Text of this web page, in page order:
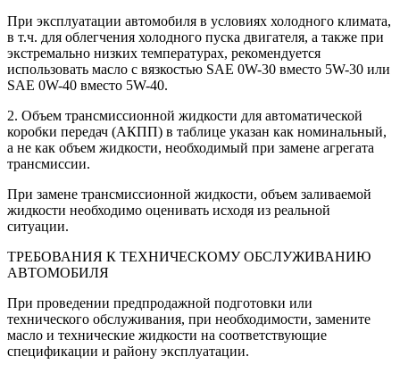
При эксплуатации автомобиля в условиях холодного климата,
в т.ч. для облегчения холодного пуска двигателя, а также при
экстремально низких температурах, рекомендуется
использовать масло с вязкостью SAE 0W-30 вместо 5W-30 или
SAE 0W-40 вместо 5W-40.
2. Объем трансмиссионной жидкости для автоматической
коробки передач (АКПП) в таблице указан как номинальный,
а не как объем жидкости, необходимый при замене агрегата
трансмиссии.
При замене трансмиссионной жидкости, объем заливаемой
жидкости необходимо оценивать исходя из реальной
ситуации.
ТРЕБОВАНИЯ К ТЕХНИЧЕСКОМУ ОБСЛУЖИВАНИЮ
АВТОМОБИЛЯ
При проведении предпродажной подготовки или
технического обслуживания, при необходимости, замените
масло и технические жидкости на соответствующие
спецификации и району эксплуатации.